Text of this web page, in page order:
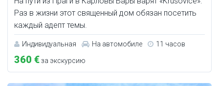
Раз в жизни этот священный дом обязан посетить
каждый адепт темы.
Индивидуальная На автомобиле 11 часов
360 €за экскурсию